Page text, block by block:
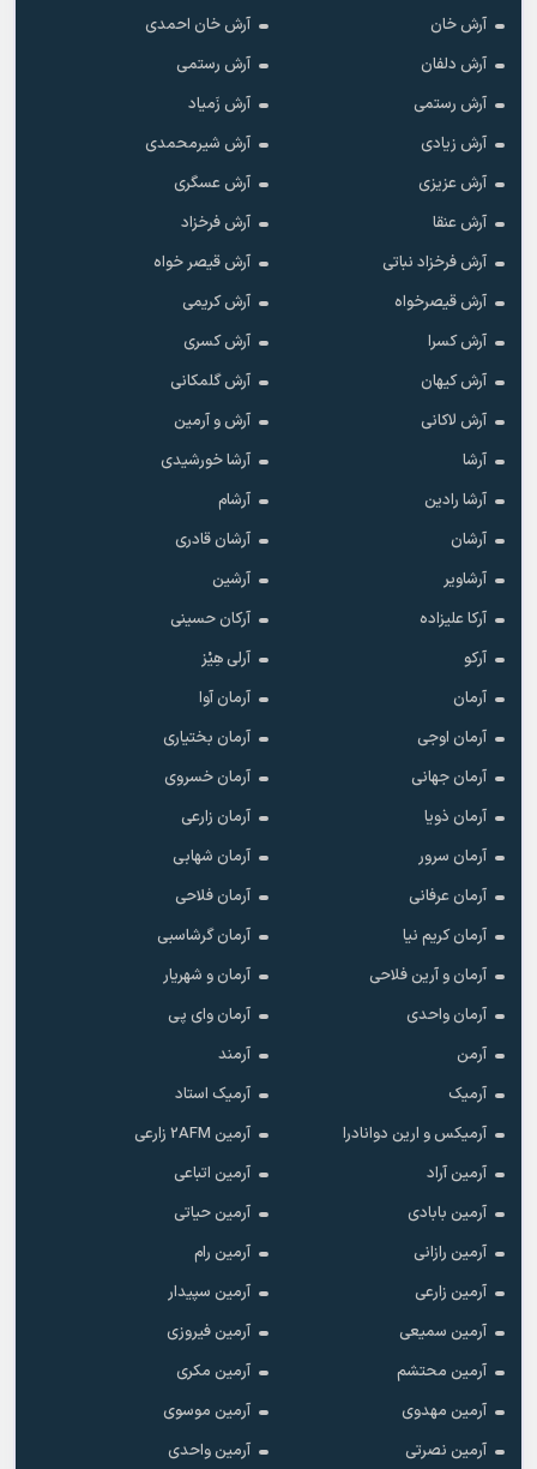
آرش خان
آرش خان احمدی
آرش دلفان
آرش رستمى
آرش رستمی
آرش زَمیاد
آرش زیادی
آرش شیرمحمدی
آرش عزیزی
آرش عسگری
آرش عنقا
آرش فرخزاد
آرش فرخزاد نباتی
آرش قیصر خواه
آرش قیصرخواه
آرش کریمی
آرش کسرا
آرش کسری
آرش کیهان
آرش گلمکانی
آرش لاکانی
آرش و آرمین
آرشا
آرشا خورشیدی
آرشا رادین
آرشام
آرشان
آرشان قادری
آرشاویر
آرشین
آرکا علیزاده
آرکان حسینی
آرکو
آرلی هِیْز
آرمان
آرمان آوا
آرمان اوجی
آرمان بختیاری
آرمان جهانی
آرمان خسروی
آرمان ذویا
آرمان زارعی
آرمان سرور
آرمان شهابی
آرمان عرفانی
آرمان فلاحی
آرمان کریم نیا
آرمان گرشاسبی
آرمان و آرین فلاحی
آرمان و شهریار
آرمان واحدی
آرمان وای پی
آرمن
آرمند
آرمیک
آرمیک استاد
آرمیکس و ارین دوانادرا
آرمین 2AFM زارعی
آرمین آراد
آرمین اتباعی
آرمین بابادی
آرمین حیاتی
آرمین رازانی
آرمین رام
آرمین زارعی
آرمین سپیدار
آرمین سمیعی
آرمین فیروزی
آرمین محتشم
آرمین مکری
آرمین مهدوی
آرمین موسوی
آرمین نصرتی
آرمین واحدی